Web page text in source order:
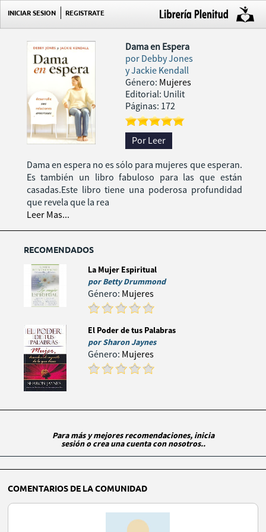
INICIAR SESION REGISTRATE
Dama en Espera
por Debby Jones
y Jackie Kendall
Género: Mujeres
Editorial: Unilit
Páginas: 172
Por Leer
Dama en espera no es sólo para mujeres que esperan.
Es también un libro fabuloso para las que están
casadas.Este libro tiene una poderosa profundidad
que revela que la rea
Leer Mas...
RECOMENDADOS
La Mujer Espiritual
porBetty Drummond
Género: Mujeres
El Poder de tus Palabras
porSharon Jaynes
Género: Mujeres
Para más y mejores recomendaciones, inicia
sesión o crea una cuenta con nosotros..
COMENTARIOS DE LA COMUNIDAD